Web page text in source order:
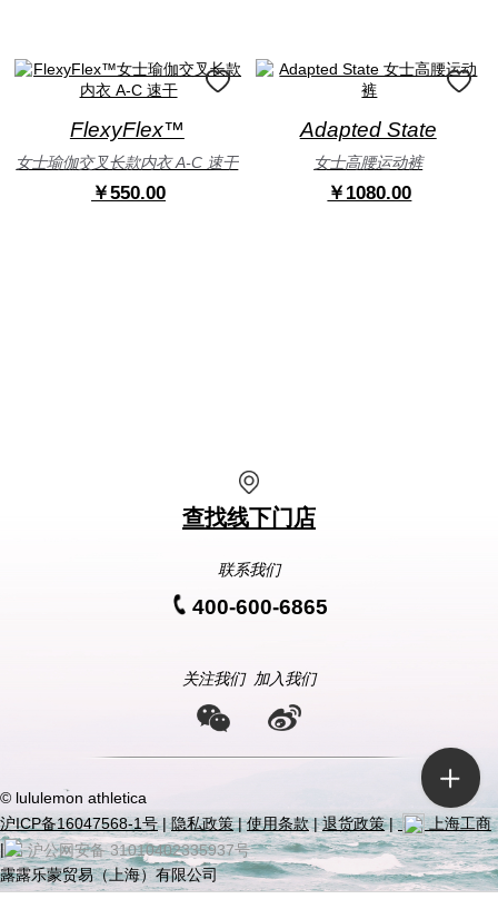
FlexyFlex™
女士瑜伽交叉长款内衣 A-C 速干
￥550.00
Adapted State
女士高腰运动裤
￥1080.00
查找线下门店
联系我们
400-600-6865
关注我们 加入我们
© lululemon athletica
沪ICP备16047568-1号|隐私政策|使用条款|退货政策|
上海工商
|
沪公网安备 31010402335937号
露露乐蒙贸易（上海）有限公司